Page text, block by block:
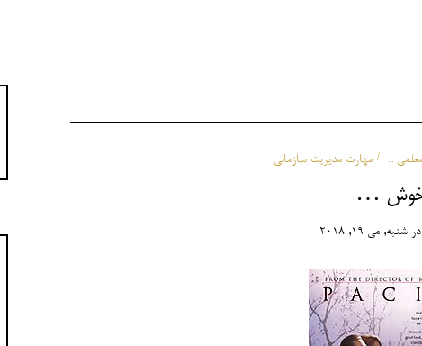
معلمی ... مهارت مدیریت سازمانی
خوش …
درشنبه, می 19, 2018